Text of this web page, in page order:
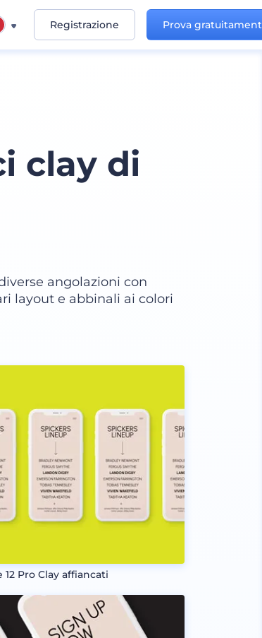
Registrazione Prova
clay di
angolazioni con
layout e abbinali ai colori
Pro Clay affiancati